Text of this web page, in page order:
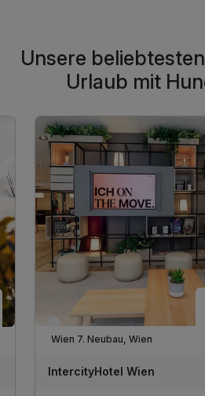
Unsere
Urlaub mit
Verfügbar bis November
Wien 7. Neubau, Wien
IntercityHotel Wien